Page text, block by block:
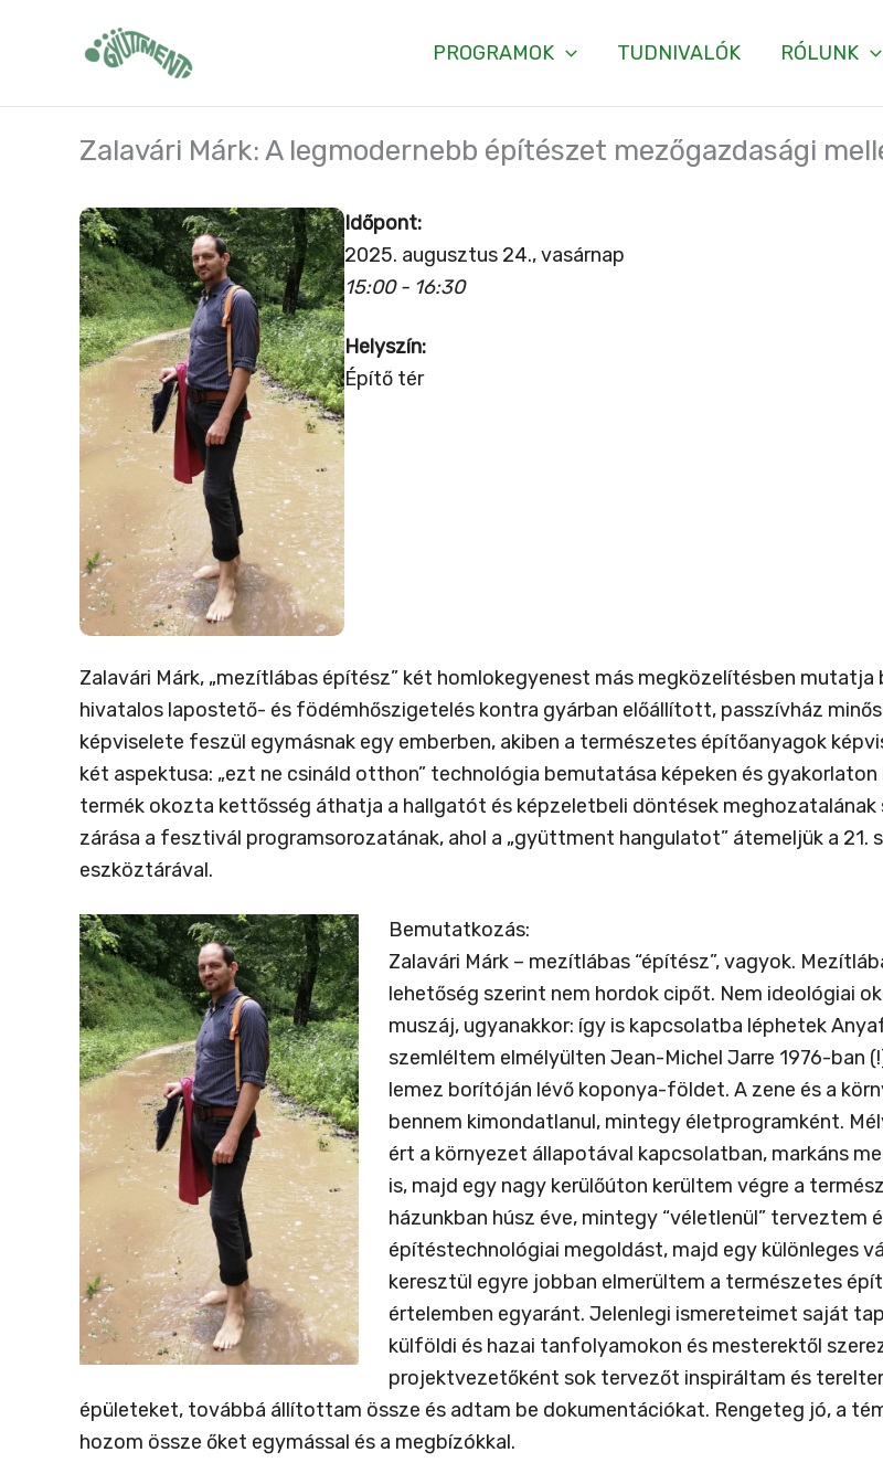
PROGRAMOK TUDNIVALÓK RÓLUNK
Zalavári Márk: A legmodernebb építészet mezőgazdasági
Időpont:
2025. augusztus 24., vasárnap
15:00 - 16:30
Helyszín:
Építő tér
Zalavári Márk, „mezítlábas építész” két homlokegyenest más megközelítésben
hivatalos lapostető- és födémhőszigetelés kontra gyárban előállított, passzívház
képviselete feszül egymásnak egy emberben, akiben a természetes építőanyagok
két aspektusa: „ezt ne csináld otthon” technológia bemutatása képeken és
termék okozta kettősség áthatja a hallgatót és képzeletbeli döntések meghozatalának
zárása a fesztivál programsorozatának, ahol a „gyüttment hangulatot” átemeljük a
eszköztárával.
Bemutatkozás:
Zalavári Márk – mezítlábas “építész”, vagyok.
lehetőség szerint nem hordok cipőt. Nem ideológiai
muszáj, ugyanakkor: így is kapcsolatba léphetek
szemléltem elmélyülten Jean-Michel Jarre 1976-ban
lemez borítóján lévő koponya-földet. A zene és a
bennem kimondatlanul, mintegy életprogramként.
ért a környezet állapotával kapcsolatban, markáns
is, majd egy nagy kerülőúton kerültem végre a
házunkban húsz éve, mintegy “véletlenül”
építéstechnológiai megoldást, majd egy különleges
keresztül egyre jobban elmerültem a természetes
értelemben egyaránt. Jelenlegi ismereteimet saját
külföldi és hazai tanfolyamokon és mesterektől
projektvezetőként sok tervezőt inspiráltam és
épületeket, továbbá állítottam össze és adtam be dokumentációkat. Rengeteg jó, a
hozom össze őket egymással és a megbízókkal.